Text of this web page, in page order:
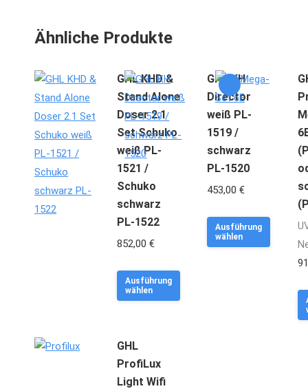
Ähnliche Produkte
GHL KHD &
Stand Alone
Doser 2.1
Set Schuko
weiß PL-
1521 /
Schuko
schwarz
PL-1522
852,00 €
Ausführung
wählen
Produkt
GHL KH
Director
weiß PL-
1519 /
schwarz
PL-1520
453,00€
Ausführung
wählen
Dieses
Produkt
GHL
ProfiLux
Light Wifi